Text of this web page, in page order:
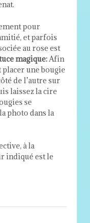
pour
et parfois
au rose est
magique:Afin
une bougie
de l’autre sur
laissez la cire
se
photo dans la
à la
indiqué est le